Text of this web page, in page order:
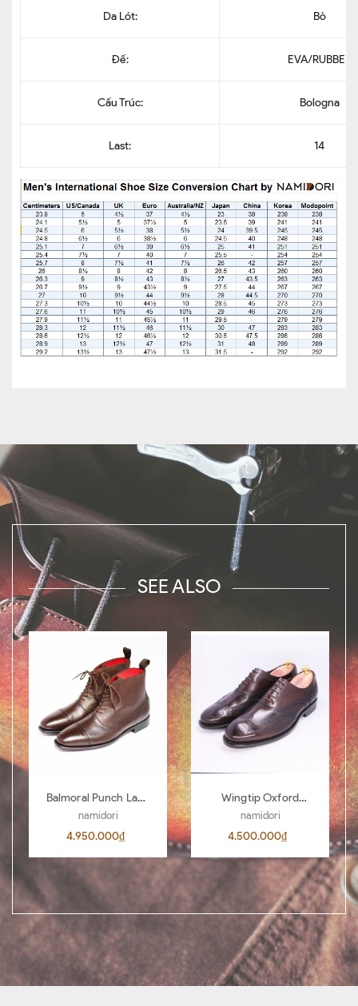
Da Lót: Bò
Đế: EVA/RUBBER
Cấu Trúc: Bologna
Last: 14
SEE ALSO
Balmoral Punch Lace
Boots BL04
namidori
4.950.000₫
Wingtip Oxford
AL00 D.Brown 442
namidori
4.500.000₫